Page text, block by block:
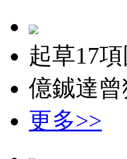
起草17
億鋮達
更多>>